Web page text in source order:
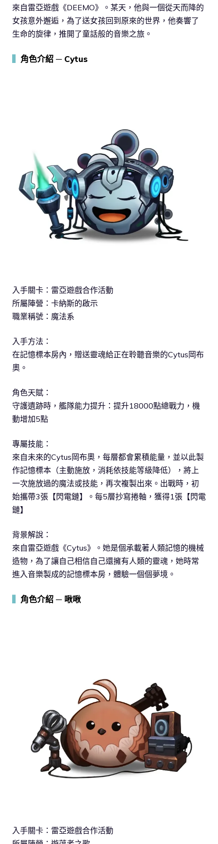
來自雷亞遊戲《DEEMO》。某天，他與一個從天而降的
女孩意外邂逅，為了送女孩回到原來的世界，他奏響了
生命的旋律，推開了童話般的音樂之旅。
角色介紹 ─ Cytus
入手關卡：雷亞遊戲合作活動
所屬陣營：卡納斯的啟示
職業稱號：魔法系
入手方法：
在記憶標本房內，贈送靈魂給正在聆聽音樂的Cytus岡布
奧。
角色天賦：
守護遺跡時，艦隊能力提升：提升18000點總戰力，機
動增加5點
專屬技能：
來自未來的Cytus岡布奧，每層都會累積能量，並以此製
作記憶標本（主動施放，消耗依技能等級降低），將上
一次施放過的魔法或技能，再次複製出來。出戰時，初
始攜帶3張【閃電鏈】。每5層抄寫捲軸，獲得1張【閃電
鏈】
背景解說：
來自雷亞遊戲《Cytus》。她是個承載著人類記憶的機械
造物，為了讓自己相信自己還擁有人類的靈魂，她時常
進入音樂製成的記憶標本房，體驗一個個夢境。
角色介紹 ─ 啾啾
入手關卡：雷亞遊戲合作活動